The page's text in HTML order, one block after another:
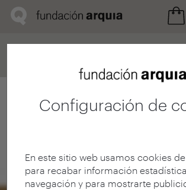
Configuración de
En este sitio web usamos cookies
para recabar información
navegación y para mostrarte